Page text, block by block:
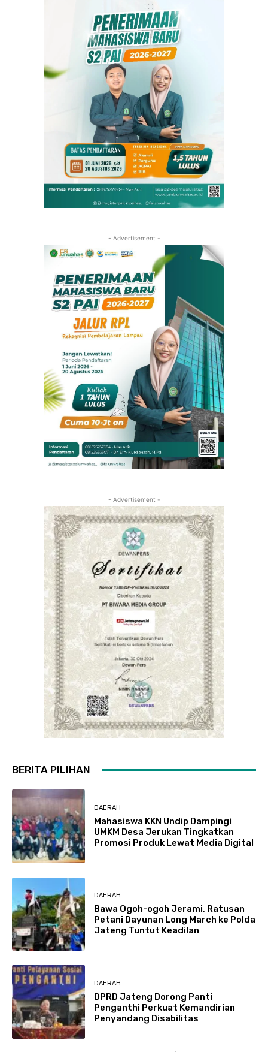
- Advertisement -
- Advertisement -
BERITA PILIHAN
DAERAH
Mahasiswa KKN Undip Dampingi
UMKM Desa Jerukan Tingkatkan
Promosi Produk Lewat Media Digital
DAERAH
Bawa Ogoh-ogoh Jerami, Ratusan
Petani Dayunan Long March ke Polda
Jateng Tuntut Keadilan
DAERAH
DPRD Jateng Dorong Panti
Penganthi Perkuat Kemandirian
Penyandang Disabilitas